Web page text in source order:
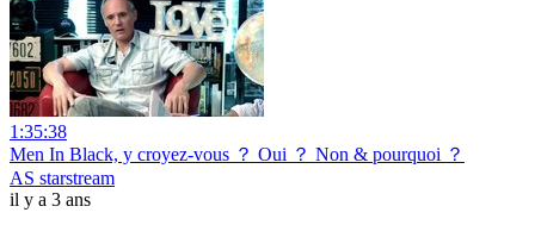
1:35:38
Men In Black, y croyez-vous ？ Oui ？ Non & pourquoi ？
AS starstream
il y a 3 ans